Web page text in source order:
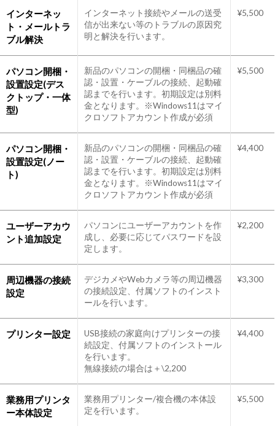
インターネッ
ト・メールトラ
ブル解決
インターネット接続やメールの送受
信が出来ない等のトラブルの原因究
明と解決を行います。
¥5,500
パソコン開梱・
設置設定(デス
クトップ・一体
型)
新品のパソコンの開梱・同梱品の確
認・設置・ケーブルの接続、起動確
認までを行います。初期設定は別料
金となります。※Windows11はマイ
クロソフトアカウント作成が必須
¥5,500
パソコン開梱・
設置設定(ノー
ト)
新品のパソコンの開梱・同梱品の確
認・設置・ケーブルの接続、起動確
認までを行います。初期設定は別料
金となります。※Windows11はマイ
クロソフトアカウント作成が必須
¥4,400
ユーザーアカウ
ント追加設定
パソコンにユーザーアカウントを作
成し、必要に応じてパスワードを設
定します。
¥2,200
周辺機器の接続
設定
デジカメやWebカメラ等の周辺機器
の接続設定、付属ソフトのインスト
ールを行います。
¥3,300
プリンター設定
USB接続の家庭向けプリンターの接
続設定、付属ソフトのインストール
を行います。
無線接続の場合は＋\2,200
¥4,400
業務用プリンタ
ー本体設定
業務用プリンター/複合機の本体設
定を行います。
¥5,500